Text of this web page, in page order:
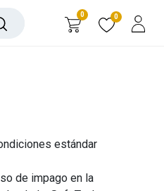
0 0
estándar
de impago en la